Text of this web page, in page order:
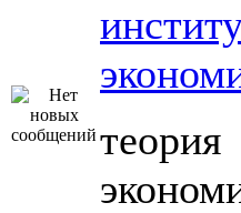
теория